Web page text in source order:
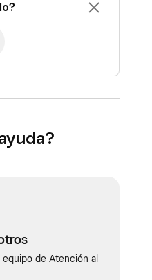
de Atención al